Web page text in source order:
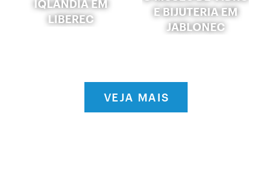
IQLANDIA EM
LIBEREC
E BIJUTERIA EM
JABLONEC
VEJA MAIS